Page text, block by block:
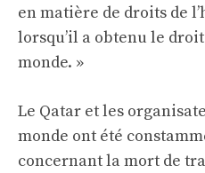
en matière de droits de
lorsqu’il a obtenu le
monde. »
Le Qatar et les
monde ont été
concernant la mort de